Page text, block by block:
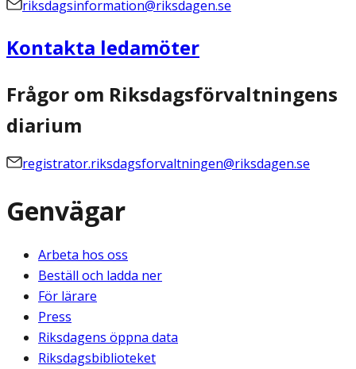
riksdagsinformation@riksdagen.se
Kontakta ledamöter
Frågor om Riksdagsförvaltningens
diarium
registrator.riksdagsforvaltningen@riksdagen.se
Genvägar
Arbeta hos oss
Beställ och ladda ner
För lärare
Press
Riksdagens öppna data
Riksdagsbiblioteket